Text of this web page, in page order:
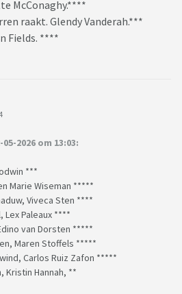
McConaghy.****
raakt. Glendy Vanderah.***
Fields. ****
2026 om 13:03:
***
Marie Wiseman *****
Viveca Sten ****
Lex Paleaux ****
van Dorsten *****
Maren Stoffels *****
Carlos Ruiz Zafon *****
Kristin Hannah, **